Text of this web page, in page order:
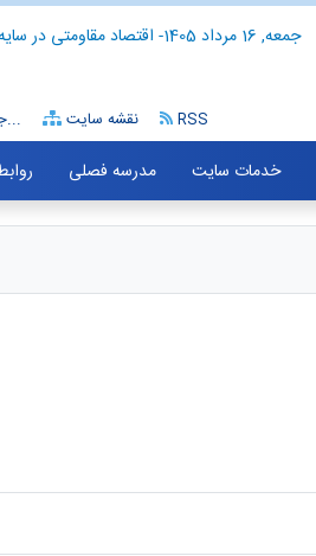
- اقتصاد مقاومتی در جمعه, 16 مرداد 1405
جستجو... نقشه سایت RSS
خدمات سایت مدرسه فصلی